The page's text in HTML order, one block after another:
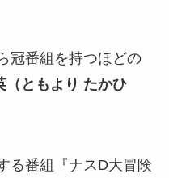
冠番組を持つほどの
（ともより たかひ
る番組『ナスD大冒険